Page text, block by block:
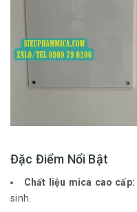
Đặc Điểm Nổi Bật
Chất liệu mica cao cấp:
sinh.